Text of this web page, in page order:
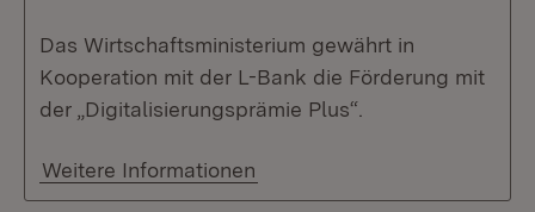
Das Wirtschaftsministerium gewährt in
Kooperation mit der L-Bank die Förderung mit
der „Digitalisierungsprämie Plus“.
Weitere Informationen